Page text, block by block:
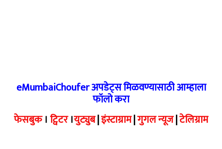
eMumbaiChoufer अपडेट्स मिळवण्यासाठी आम्हाला
फॉलो करा
फेसबुक।ट्विटर।युट्युब|इंस्टाग्राम|गुगल न्यूज|टेलिग्राम